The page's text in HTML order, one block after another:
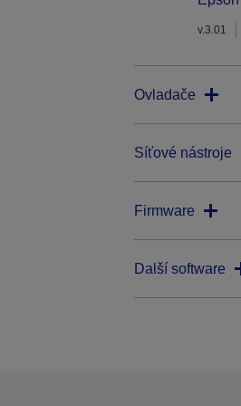
v.3.01
Ovladače
Síťové nástroje
Firmware
Další software